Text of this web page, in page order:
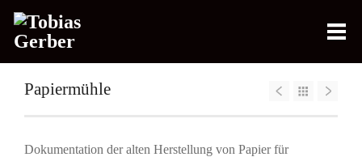
Papiermühle
Dokumentation der alten Herstellung von Papier für